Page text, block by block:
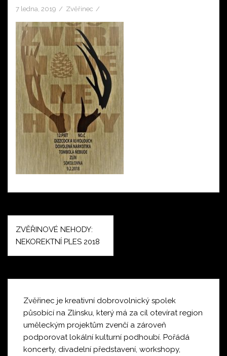
7 ledna, 2019 Zvěřinec
Navigace
pro
ZVĚŘINOVÉ NEHODY:
NEKOREKTNÍ PLES 2018
Zvěřinec je kreativní dobrovolnický spolek
působící na Zlínsku, který má za cíl otevírat region
uměleckým projektům zvenčí a zároveň
podporovat lokální kulturní podhoubí. Pořádá
koncerty, divadelní představení, workshopy,